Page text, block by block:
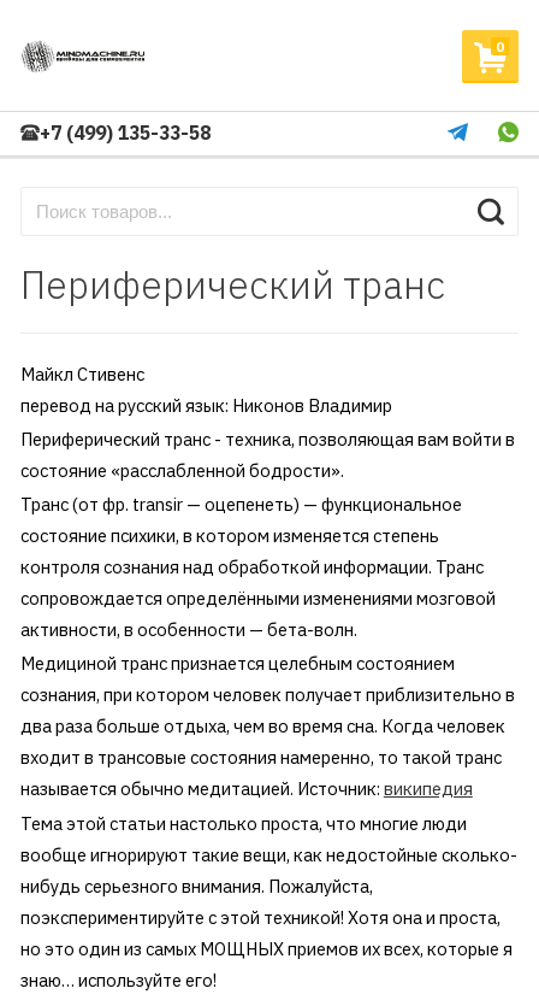
0
+7 (499) 135-33-58
Периферический транс
Майкл Стивенс
перевод на русский язык: Никонов Владимир
Периферический транс - техника, позволяющая вам войти в
состояние «расслабленной бодрости».
Транс (от фр. transir — оцепенеть) — функциональное
состояние психики, в котором изменяется степень
контроля сознания над обработкой информации. Транс
сопровождается определёнными изменениями мозговой
активности, в особенности — бета-волн.
Медициной транс признается целебным состоянием
сознания, при котором человек получает приблизительно в
два раза больше отдыха, чем во время сна. Когда человек
входит в трансовые состояния намеренно, то такой транс
называется обычно медитацией. Источник: википедия
Тема этой статьи настолько проста, что многие люди
вообще игнорируют такие вещи, как недостойные сколько-
нибудь серьезного внимания. Пожалуйста,
поэкспериментируйте с этой техникой! Хотя она и проста,
но это один из самых МОЩНЫХ приемов их всех, которые я
знаю… используйте его!